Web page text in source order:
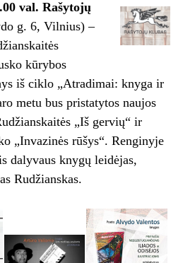
val. Rašytojų
g. 6, Vilnius) –
kūrybos
iš ciklo „Atradimai: knyga ir
metu bus pristatytos naujos
„Iš gervių“ ir
„Invazinės rūšys“. Renginyje
dalyvaus knygų leidėjas,
Rudžianskas.